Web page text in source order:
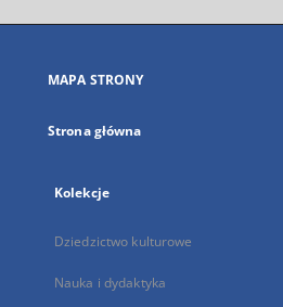
się
karcie
MAPA STRONY
Strona główna
Kolekcje
Dziedzictwo kulturowe
Nauka i dydaktyka